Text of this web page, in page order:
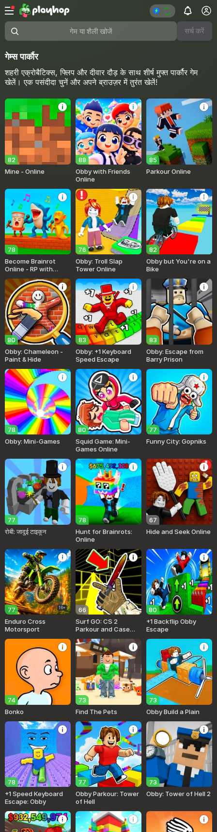
गेम या शैली खोजें सर्च करें
गेम्स पार्कौर
शहरी एक्रोबैटिक्स, फ्लिप और दीवार दौड़ के साथ शीर्ष मुफ्त पार्कौर गेम
खेलें। एक पसंदीदा चुनें और अपने ब्राउज़र में तुरंत खेलें!
82
Mine - Online
88
Obby with Friends
Online
85
Parkour Online
78
Become Brainrot
Online - RP with
76
Obby: Troll Slap
Tower Online
82
Obby but You're on a
Bike
80
Obby: Chameleon -
Paint & Hide
83
Obby: +1 Keyboard
Speed Escape
83
Obby: Escape from
Barry Prison
78
Obby: Mini-Games
80
Squid Game: Mini-
Games Online
77
Funny City: Gopniks
77
रोबी: जादुई टाइकून
78
Hunt for Brainrots:
Online
67
Hide and Seek Online
77 16+
Enduro Cross
Motorsport
66
Surf GO: CS 2
Parkour and Case
80
+1 Backflip Obby
Escape
74
Bonko
73
Find The Pets
73
Obby Build a Plain
78
+1 Speed Keyboard
Escape: Obby
77
Obby Parkour: Tower
of Hell
73
Obby: Tower of Hell 2